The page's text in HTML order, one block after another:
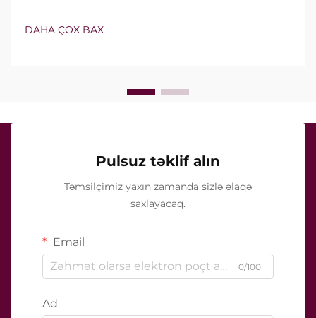
deyil, onların klinik müalicə zamanı necə dəqiq işlədiyi
DAHA ÇOX BAX
Pulsuz təklif alın
Təmsilçimiz yaxın zamanda sizlə əlaqə
saxlayacaq.
Email
0/100
Ad